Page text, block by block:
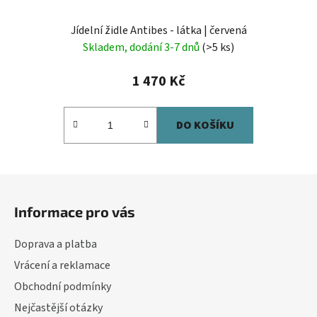
Jídelní židle Antibes - látka | červená
Skladem, dodání 3-7 dnů (>5 ks)
1 470 Kč
DO KOŠÍKU
Informace pro vás
Doprava a platba
Vrácení a reklamace
Obchodní podmínky
Nejčastější otázky